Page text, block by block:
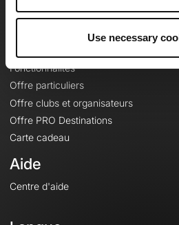
Use necessary
Fonctionnalités
Offre particuliers
Offre clubs et organisateurs
Offre PRO Destinations
Carte cadeau
Aide
Centre d'aide